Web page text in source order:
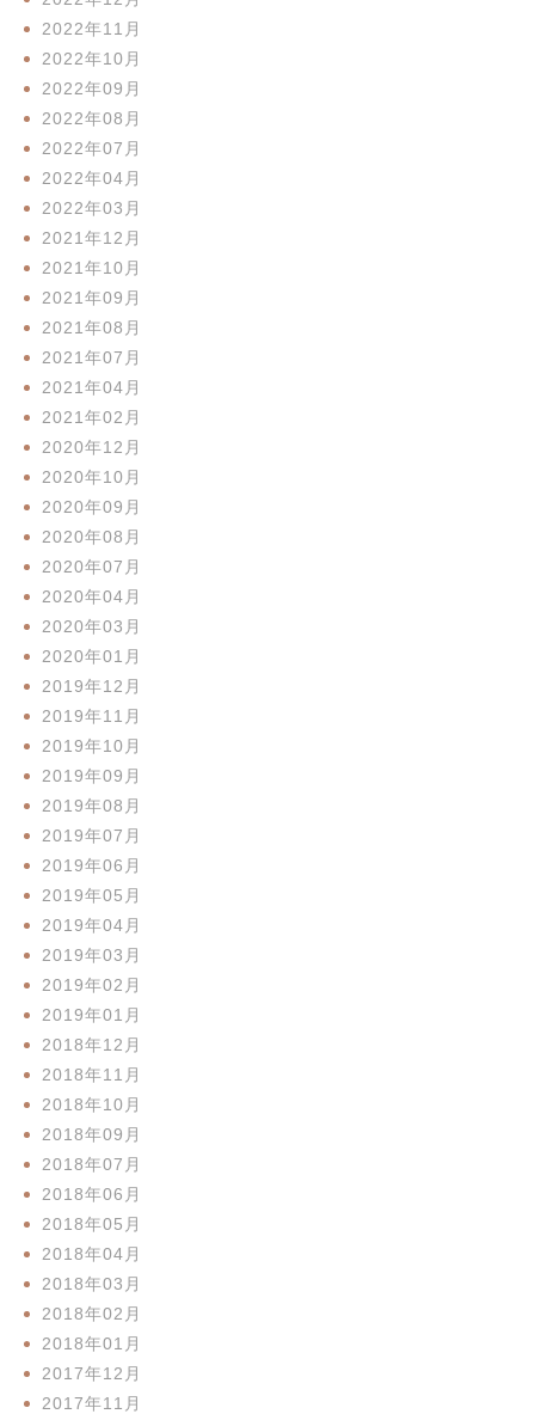
2022年11月
2022年10月
2022年09月
2022年08月
2022年07月
2022年04月
2022年03月
2021年12月
2021年10月
2021年09月
2021年08月
2021年07月
2021年04月
2021年02月
2020年12月
2020年10月
2020年09月
2020年08月
2020年07月
2020年04月
2020年03月
2020年01月
2019年12月
2019年11月
2019年10月
2019年09月
2019年08月
2019年07月
2019年06月
2019年05月
2019年04月
2019年03月
2019年02月
2019年01月
2018年12月
2018年11月
2018年10月
2018年09月
2018年07月
2018年06月
2018年05月
2018年04月
2018年03月
2018年02月
2018年01月
2017年12月
2017年11月